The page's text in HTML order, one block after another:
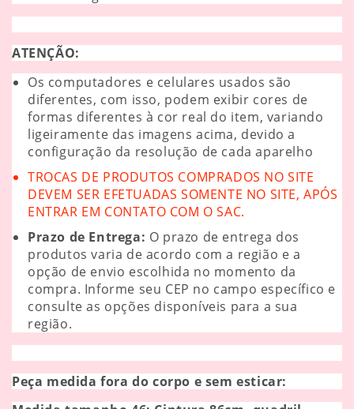
ATENÇÃO:
Os computadores e celulares usados são
diferentes, com isso, podem exibir cores de
formas diferentes à cor real do item, variando
ligeiramente das imagens acima, devido a
configuração da resolução de cada aparelho
TROCAS DE PRODUTOS COMPRADOS NO SITE
DEVEM SER EFETUADAS SOMENTE NO SITE, APÓS
ENTRAR EM CONTATO COM O SAC.
Prazo de Entrega: O prazo de entrega dos
produtos varia de acordo com a região e a
opção de envio escolhida no momento da
compra. Informe seu CEP no campo específico e
consulte as opções disponíveis para a sua
região.
Peça medida fora do corpo e sem esticar: